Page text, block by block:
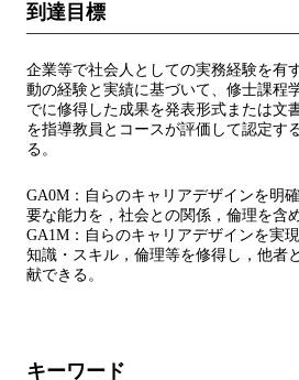
到達目標
企業等で社会人としての実務経験を有
動の経験と実績に基づいて、修士課程
でに修得した成果を発表形式または文
を指導教員とコースが評価して認定す
る。
GA0M：自らのキャリアデザインを明
要な能力を，社会との関係，倫理を含
GA1M：自らのキャリアデザインを実
知識・スキル，倫理等を修得し，他者
献できる。
キーワード